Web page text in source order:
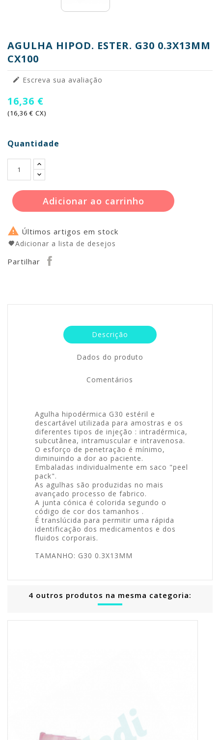
AGULHA HIPOD. ESTER. G30 0.3X13MM
CX100
 Escreva sua avaliação
16,36 €
(16,36 € CX)
Quantidade
Adicionar ao carrinho
 Últimos artigos em stock
Adicionar a lista de desejos
Partilhar
Descrição
Dados do produto
Comentários
Agulha hipodérmica G30 estéril e
descartável utilizada para amostras e os
diferentes tipos de injeção : intradérmica,
subcutânea, intramuscular e intravenosa.
O esforço de penetração é mínimo,
diminuindo a dor ao paciente.
Embaladas individualmente em saco "peel
pack".
As agulhas são produzidas no mais
avançado processo de fabrico.
A junta cónica é colorida segundo o
código de cor dos tamanhos .
É translúcida para permitir uma rápida
identificação dos medicamentos e dos
fluidos corporais.
TAMANHO: G30 0.3X13MM
4 outros produtos na mesma categoria: